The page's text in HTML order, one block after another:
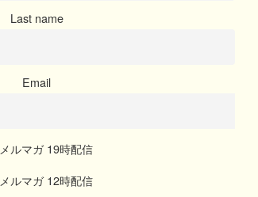
Last name
Email
メルマガ 19時配信
メルマガ 12時配信